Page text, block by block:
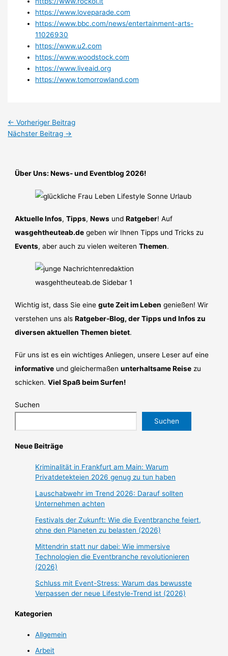
https://www.loveparade.com
https://www.bbc.com/news/entertainment-arts-
11026930
https://www.u2.com
https://www.woodstock.com
https://www.liveaid.org
https://www.tomorrowland.com
← Vorheriger Beitrag
Nächster Beitrag →
Über Uns: News- und Eventblog 2026!
Aktuelle Infos,Tipps,News undRatgeber! Auf
wasgehtheuteab.de geben wir Ihnen Tipps und Tricks zu
Events, aber auch zu vielen weiterenThemen.
Wichtig ist, dass Sie einegute Zeit im Leben genießen! Wir
verstehen uns alsRatgeber-Blog, der Tipps und Infos zu
diversen aktuellen Themen bietet.
Für uns ist es ein wichtiges Anliegen, unsere Leser auf eine
informative und gleichermaßenunterhaltsame Reise zu
schicken.Viel Spaß beim Surfen!
Suchen
Suchen
Neue Beiträge
Kriminalität in Frankfurt am Main: Warum
Privatdetekteien 2026 genug zu tun haben
Lauschabwehr im Trend 2026: Darauf sollten
Unternehmen achten
Festivals der Zukunft: Wie die Eventbranche feiert,
ohne den Planeten zu belasten (2026)
Mittendrin statt nur dabei: Wie immersive
Technologien die Eventbranche revolutionieren
(2026)
Schluss mit Event-Stress: Warum das bewusste
Verpassen der neue Lifestyle-Trend ist (2026)
Kategorien
Allgemein
Arbeit